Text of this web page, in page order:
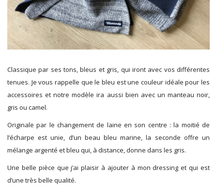
Classique par ses tons, bleus et gris, qui iront avec vos différentes
tenues. Je vous rappelle que le bleu est une couleur idéale pour les
accessoires et notre modèle ira aussi bien avec un manteau noir,
gris ou camel.
Originale par le changement de laine en son centre : la moitié de
l’écharpe est unie, d’un beau bleu marine, la seconde offre un
mélange argenté et bleu qui, à distance, donne dans les gris.
Une belle pièce que j’ai plaisir à ajouter à mon dressing et qui est
d’une très belle qualité.